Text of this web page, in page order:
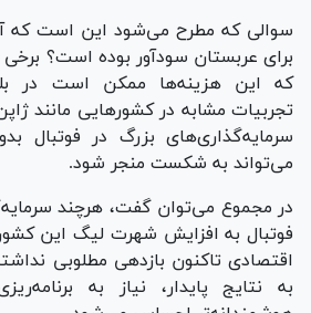
سوالی که مطرح می‌شود این است که
برای عربستان سودآور بوده است؟
که این هزینه‌ها ممکن است در
تجربیات مشابه در کشور‌هایی مانند
سرمایه‌گذاری‌های بزرگ در فوتبال
می‌تواند به شکست منجر شود.
در مجموع می‌توان گفت، هرچند
فوتبال به افزایش شهرت لیگ این
اقتصادی تاکنون بازدهی مطلوبی
به نتایج پایدار، نیاز به